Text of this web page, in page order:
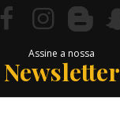
Assine a nossa
Newsletter